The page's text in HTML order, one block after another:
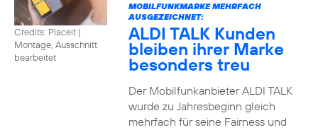
Credits: Placeit |
Montage, Ausschnitt
bearbeitet
MOBILFUNKMARKE MEHRFACH
AUSGEZEICHNET:
ALDI TALK Kunden
bleiben ihrer Marke
besonders treu
Der Mobilfunkanbieter ALDI TALK
wurde zu Jahresbeginn gleich
mehrfach für seine Fairness und